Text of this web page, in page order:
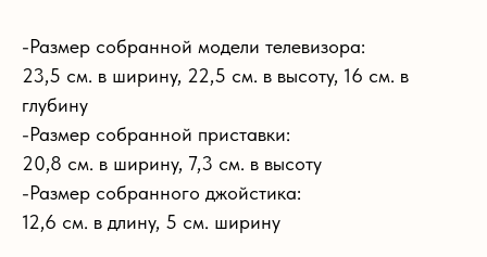
-Размер собранной модели телевизора:
23,5 см. в ширину, 22,5 см. в высоту, 16 см. в
глубину
-Размер собранной приставки:
20,8 см. в ширину, 7,3 см. в высоту
-Размер собранного джойстика:
12,6 см. в длину, 5 см. ширину